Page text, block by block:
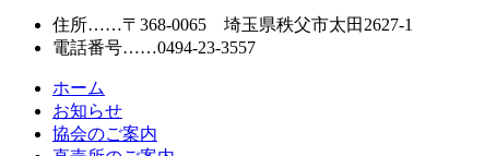
住所……〒368-0065 埼玉県秩父市太田2627-1
電話番号……0494-23-3557
ホーム
お知らせ
協会のご案内